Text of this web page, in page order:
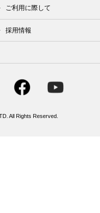
ご利用に際して
採用情報
All Rights Reserved.